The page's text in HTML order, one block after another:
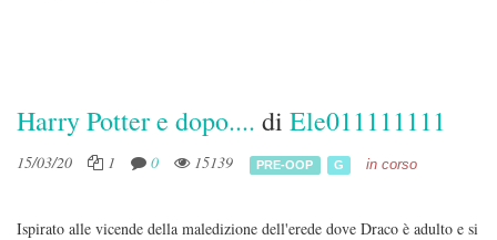
Harry Potter e dopo.... di Ele011111111
15/03/20 1 0 15139 PRE-OOP G in corso
Ispirato alle vicende della maledizione dell'erede dove Draco è adulto e si